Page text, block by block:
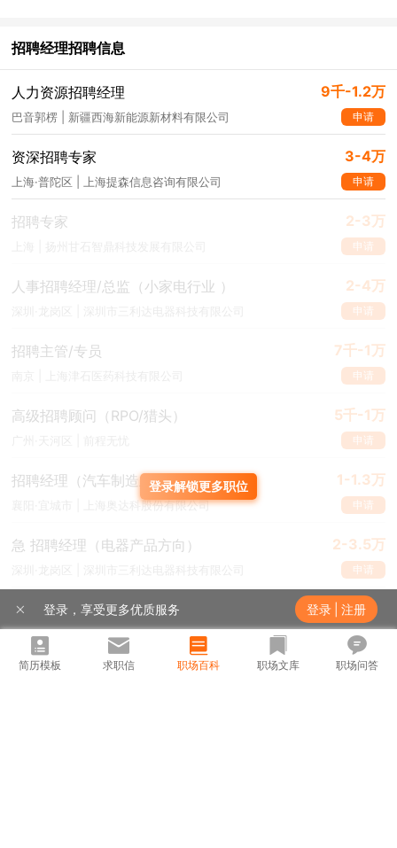
招聘经理招聘信息
人力资源招聘经理 9千-1.2万
巴音郭楞 | 新疆西海新能源新材料有限公司 申请
资深招聘专家 3-4万
上海·普陀区 | 上海提森信息咨询有限公司 申请
招聘专家 2-3万
申请
人事招聘经理/总监（小家电行业 ） 2-4万
申请
招聘主管/专员 7千-1万
申请
高级招聘顾问（RPO/猎头） 5千-1万
申请
招聘经理（汽车制造业） 1-1.3万
襄阳·宜城市 | 上海奥达科股份有限公司 申请
急 招聘经理（电器产品方向） 2-3.5万
申请
校企合作主管/经理 7千-1.2万
苏州·吴中区 | 江苏瑞旺达天大智能科技有限公司 申请
招聘专家 1-1.5万·15薪
登录解锁更多职位
登录，享受更多优质服务 登录 注册
简历模板 求职信 职场百科 职场文库 职场问答